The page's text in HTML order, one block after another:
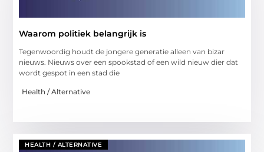
Waarom politiek belangrijk is
Tegenwoordig houdt de jongere generatie alleen van bizar
nieuws. Nieuws over een spookstad of een wild nieuw dier dat
wordt gespot in een stad die
Health / Alternative
HEALTH / ALTERNATIVE